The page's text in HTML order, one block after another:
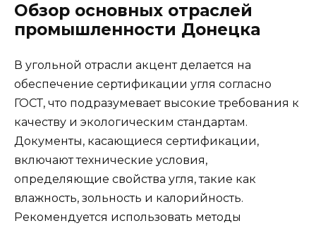
Обзор основных отраслей
промышленности Донецка
В угольной отрасли акцент делается на
обеспечение сертификации угля согласно
ГОСТ, что подразумевает высокие требования к
качеству и экологическим стандартам.
Документы, касающиеся сертификации,
включают технические условия,
определяющие свойства угля, такие как
влажность, зольность и калорийность.
Рекомендуется использовать методы